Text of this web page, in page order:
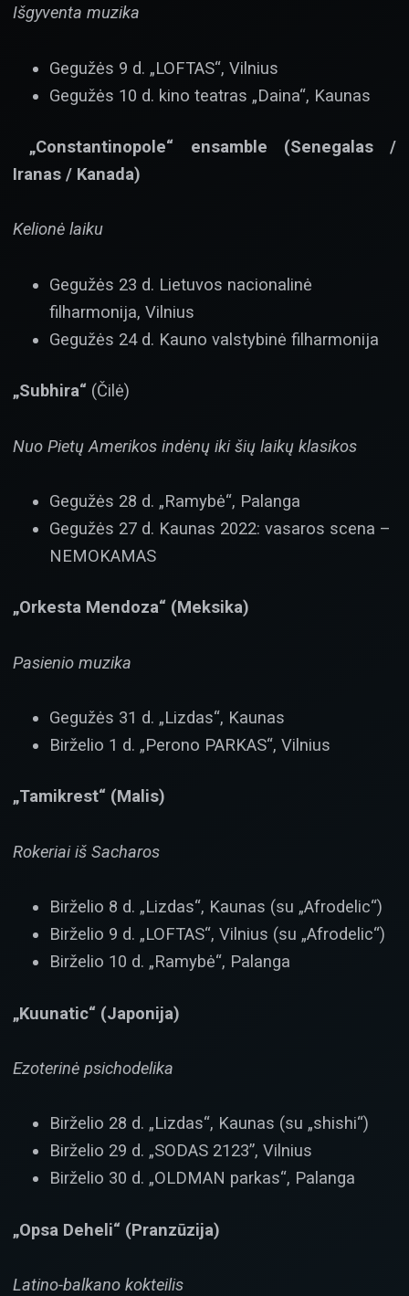
Išgyventa muzika
Gegužės 9 d. „LOFTAS“, Vilnius
Gegužės 10 d. kino teatras „Daina“, Kaunas
„Constantinopole“ ensamble
(Senegalas /
Iranas / Kanada)
Kelionė laiku
Gegužės 23 d. Lietuvos nacionalinė
filharmonija, Vilnius
Gegužės 24 d. Kauno valstybinė filharmonija
„Subhira“ (Čilė)
Nuo Pietų Amerikos indėnų iki šių laikų klasikos
Gegužės 28 d. „Ramybė“, Palanga
Gegužės 27 d. Kaunas 2022: vasaros scena –
NEMOKAMAS
„Orkesta Mendoza“ (Meksika)
Pasienio muzika
Gegužės 31 d. „Lizdas“, Kaunas
Birželio 1 d. „Perono PARKAS“, Vilnius
„Tamikrest“ (Malis)
Rokeriai iš Sacharos
Birželio 8 d. „Lizdas“, Kaunas (su „Afrodelic“)
Birželio 9 d. „LOFTAS“, Vilnius (su „Afrodelic“)
Birželio 10 d. „Ramybė“, Palanga
„Kuunatic“ (Japonija)
Ezoterinė psichodelika
Birželio 28 d. „Lizdas“, Kaunas (su „shishi“)
Birželio 29 d. „SODAS 2123”, Vilnius
Birželio 30 d. „OLDMAN parkas“, Palanga
„Opsa Deheli“ (Pranzūzija)
Latino-balkano kokteilis